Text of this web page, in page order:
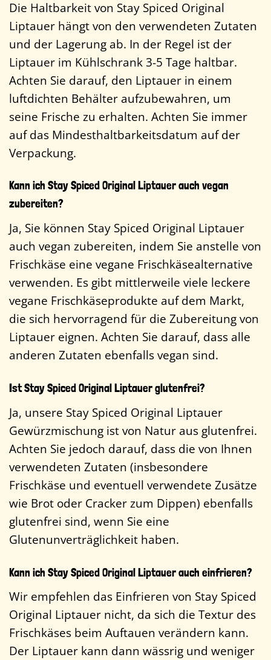
Die Haltbarkeit von Stay Spiced Original
Liptauer hängt von den verwendeten Zutaten
und der Lagerung ab. In der Regel ist der
Liptauer im Kühlschrank 3-5 Tage haltbar.
Achten Sie darauf, den Liptauer in einem
luftdichten Behälter aufzubewahren, um
seine Frische zu erhalten. Achten Sie immer
auf das Mindesthaltbarkeitsdatum auf der
Verpackung.
Kann ich Stay Spiced Original Liptauer auch vegan
zubereiten?
Ja, Sie können Stay Spiced Original Liptauer
auch vegan zubereiten, indem Sie anstelle von
Frischkäse eine vegane Frischkäsealternative
verwenden. Es gibt mittlerweile viele leckere
vegane Frischkäseprodukte auf dem Markt,
die sich hervorragend für die Zubereitung von
Liptauer eignen. Achten Sie darauf, dass alle
anderen Zutaten ebenfalls vegan sind.
Ist Stay Spiced Original Liptauer glutenfrei?
Ja, unsere Stay Spiced Original Liptauer
Gewürzmischung ist von Natur aus glutenfrei.
Achten Sie jedoch darauf, dass die von Ihnen
verwendeten Zutaten (insbesondere
Frischkäse und eventuell verwendete Zusätze
wie Brot oder Cracker zum Dippen) ebenfalls
glutenfrei sind, wenn Sie eine
Glutenunverträglichkeit haben.
Kann ich Stay Spiced Original Liptauer auch einfrieren?
Wir empfehlen das Einfrieren von Stay Spiced
Original Liptauer nicht, da sich die Textur des
Frischkäses beim Auftauen verändern kann.
Der Liptauer kann dann wässrig und weniger